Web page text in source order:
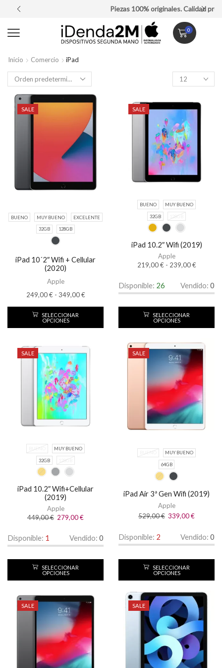
Piezas 100% originales. Calidad premium.
0
Inicio Comercio iPad
SALE
BUENO MUY BUENO EXCELENTE
32GB 128GB
iPad 10´2″ Wifi + Cellular
(2020)
Apple
249,00€ - 349,00€
SELECCIONAR
OPCIONES
SALE
BUENO MUY BUENO
32GB 128GB
iPad 10.2″ Wifi (2019)
Apple
219,00€ - 239,00€
Disponible: 26 Vendido: 0
SELECCIONAR
OPCIONES
SALE
BUENO MUY BUENO
32GB 128GB
iPad 10.2″ Wifi+Cellular
(2019)
Apple
449,00€ 279,00€
Disponible: 1 Vendido: 0
SELECCIONAR
OPCIONES
SALE
BUENO MUY BUENO
64GB
iPad Air 3ª Gen Wifi (2019)
Apple
529,00€ 339,00€
Disponible: 2 Vendido: 0
SELECCIONAR
OPCIONES
SALE SALE